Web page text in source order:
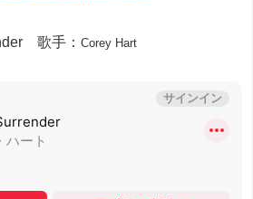
歌手：Corey Hart